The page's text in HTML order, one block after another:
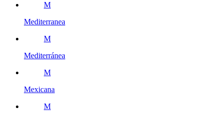
M
Mediterranea
M
Mediterránea
M
Mexicana
M